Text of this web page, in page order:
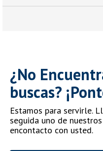
¿No
buscas?
Estamos para servirle.
seguida uno de
encontacto con usted.